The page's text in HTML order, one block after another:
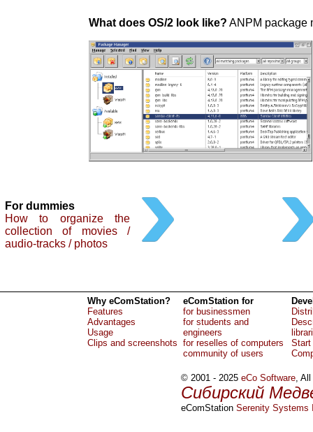
What does OS/2 look like? ANPM package
For dummies
How to organize the
collection of movies /
audio-tracks / photos
Why eComStation?
Features
Advantages
Usage
Clips and screenshots
eComStation for
for businessmen
for students and
engineers
for reselles of computers
community of users
Start
© 2001 - 2025 eCo Software, All
Сибирский
eComStation Serenity Systems